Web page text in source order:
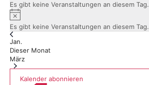
Es gibt keine Veranstaltungen an diesem Tag.
Es gibt keine Veranstaltungen an diesem Tag.
Jan.
Dieser Monat
März
Kalender abonnieren